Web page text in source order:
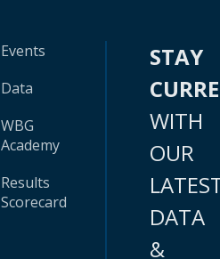
Events
Data
WBG
Academy
Results
Scorecard
STAY
WITH
OUR
DATA
&